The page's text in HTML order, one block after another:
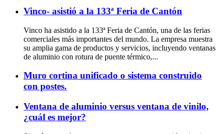
Vinco- asistió a la 133ª Feria de Cantón
Vinco ha asistido a la 133ª Feria de Cantón, una de las ferias
comerciales más importantes del mundo. La empresa muestra
su amplia gama de productos y servicios, incluyendo ventanas
de aluminio con rotura de puente térmico,...
Muro cortina unificado o sistema construido
con postes.
Ventana de aluminio versus ventana de vinilo,
¿cuál es mejor?